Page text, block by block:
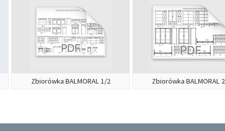
Zbiorówka BALMORAL 1/2 Zbiorówka BALMORAL